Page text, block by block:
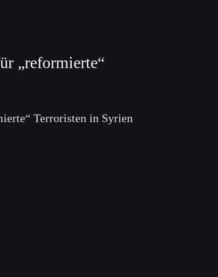
„reformierte“
Terroristen in Syrien